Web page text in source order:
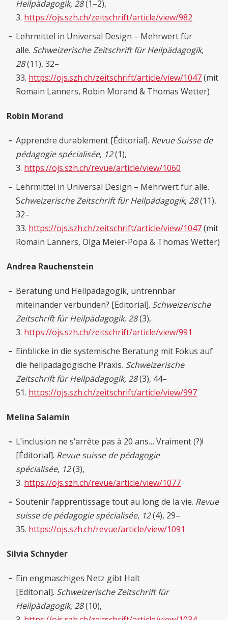
Heilpädagogik, 28(1–2),
3. https://ojs.szh.ch/zeitschrift/article/view/982
Lehrmittel in Universal Design – Mehrwert für
alle. Schweizerische Zeitschrift für Heilpädagogik,
28(11), 32–
33. https://ojs.szh.ch/zeitschrift/article/view/1047(mit
Romain Lanners, Robin Morand & Thomas Wetter)
Robin Morand
Apprendre durablement [Éditorial]. Revue Suisse de
pédagogie spécialisée, 12(1),
3. https://ojs.szh.ch/revue/article/view/1060
Lehrmittel in Universal Design – Mehrwert für alle.
Schweizerische Zeitschrift für Heilpädagogik, 28(11),
32–
33. https://ojs.szh.ch/zeitschrift/article/view/1047(mit
Romain Lanners, Olga Meier-Popa & Thomas Wetter)
Andrea Rauchenstein
Beratung und Heilpädagogik, untrennbar
miteinander verbunden? [Editorial]. Schweizerische
Zeitschrift für Heilpädagogik, 28(3),
3. https://ojs.szh.ch/zeitschrift/article/view/991
Einblicke in die systemische Beratung mit Fokus auf
die heilpädagogische Praxis. Schweizerische
Zeitschrift für Heilpädagogik, 28(3), 44–
51. https://ojs.szh.ch/zeitschrift/article/view/997
Melina Salamin
L’inclusion ne s’arrête pas à 20 ans… Vraiment (?)!
[Éditorial]. Revue suisse de pédagogie
spécialisée, 12(3),
3. https://ojs.szh.ch/revue/article/view/1077
Soutenir l’apprentissage tout au long de la vie. Revue
suisse depédagogiespécialisée, 12(4), 29–
35. https://ojs.szh.ch/revue/article/view/1091
Silvia Schnyder
Ein engmaschiges Netz gibt Halt
[Editorial]. Schweizerische Zeitschrift für
Heilpädagogik, 28(10),